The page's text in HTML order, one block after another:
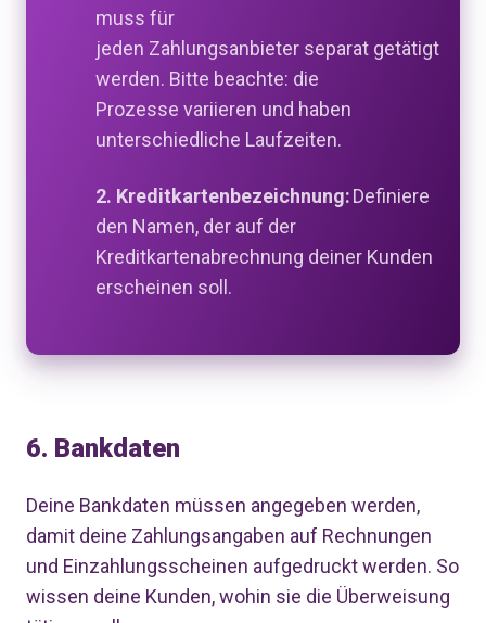
muss für
jeden Zahlungsanbieter separat getätigt
werden. Bitte beachte: die
Prozesse variieren und haben
unterschiedliche Laufzeiten.
2. Kreditkartenbezeichnung:Definiere
den Namen, der auf der
Kreditkartenabrechnung deiner Kunden
erscheinen soll.
6. Bankdaten
Deine Bankdaten müssen angegeben werden,
damit deine Zahlungsangaben auf Rechnungen
und Einzahlungsscheinen aufgedruckt werden. So
wissen deine Kunden, wohin sie die Überweisung